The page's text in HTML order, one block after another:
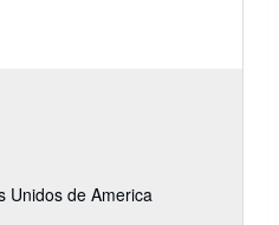
Unidos de America